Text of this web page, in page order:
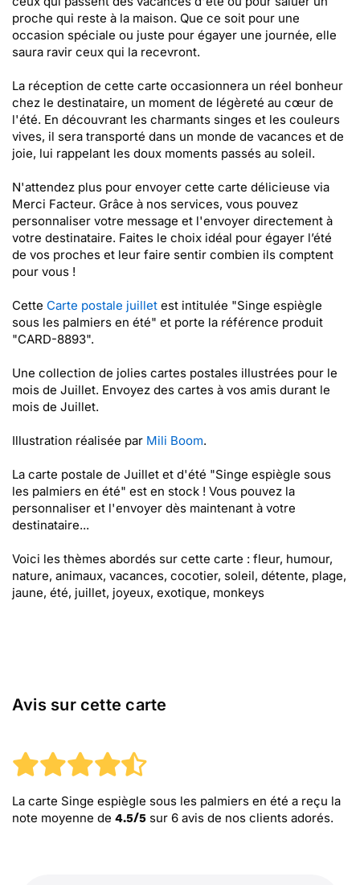
proche qui reste à la maison. Que ce soit pour une
occasion spéciale ou juste pour égayer une journée, elle
saura ravir ceux qui la recevront.
La réception de cette carte occasionnera un réel bonheur
chez le destinataire, un moment de légèreté au cœur de
l'été. En découvrant les charmants singes et les couleurs
vives, il sera transporté dans un monde de vacances et de
joie, lui rappelant les doux moments passés au soleil.
N'attendez plus pour envoyer cette carte délicieuse via
Merci Facteur. Grâce à nos services, vous pouvez
personnaliser votre message et l'envoyer directement à
votre destinataire. Faites le choix idéal pour égayer l’été
de vos proches et leur faire sentir combien ils comptent
pour vous !
Cette Carte postale juillet est intitulée "Singe espiègle
sous les palmiers en été" et porte la référence produit
"CARD-8893".
Une collection de jolies cartes postales illustrées pour le
mois de Juillet. Envoyez des cartes à vos amis durant le
mois de Juillet.
Illustration réalisée par Mili Boom.
La carte postale de Juillet et d'été "Singe espiègle sous
les palmiers en été" est en stock ! Vous pouvez la
personnaliser et l'envoyer dès maintenant à votre
destinataire...
Voici les thèmes abordés sur cette carte : fleur, humour,
nature, animaux, vacances, cocotier, soleil, détente, plage,
jaune, été, juillet, joyeux, exotique, monkeys
Avis sur cette carte
La carte Singe espiègle sous les palmiers en été a reçu la
note moyenne de 4.5/5 sur 6 avis de nos clients adorés.